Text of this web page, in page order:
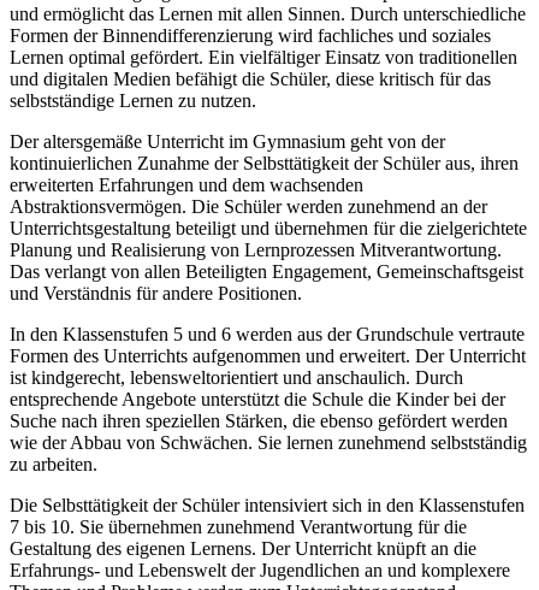
und ermöglicht das Lernen mit allen Sinnen. Durch unterschiedliche
Formen der Binnendifferenzierung wird fachliches und soziales
Lernen optimal gefördert. Ein vielfältiger Einsatz von traditionellen
und digitalen Medien befähigt die Schüler, diese kritisch für das
selbstständige Lernen zu nutzen.
Der altersgemäße Unterricht im Gymnasium geht von der
kontinuierlichen Zunahme der Selbsttätigkeit der Schüler aus, ihren
erweiterten Erfahrungen und dem wachsenden
Abstraktionsvermögen. Die Schüler werden zunehmend an der
Unterrichtsgestaltung beteiligt und übernehmen für die zielgerichtete
Planung und Realisierung von Lernprozessen Mitverantwortung.
Das verlangt von allen Beteiligten Engagement, Gemeinschaftsgeist
und Verständnis für andere Positionen.
In den Klassenstufen 5 und 6 werden aus der Grundschule vertraute
Formen des Unterrichts aufgenommen und erweitert. Der Unterricht
ist kindgerecht, lebensweltorientiert und anschaulich. Durch
entsprechende Angebote unterstützt die Schule die Kinder bei der
Suche nach ihren speziellen Stärken, die ebenso gefördert werden
wie der Abbau von Schwächen. Sie lernen zunehmend selbstständig
zu arbeiten.
Die Selbsttätigkeit der Schüler intensiviert sich in den Klassenstufen
7 bis 10. Sie übernehmen zunehmend Verantwortung für die
Gestaltung des eigenen Lernens. Der Unterricht knüpft an die
Erfahrungs- und Lebenswelt der Jugendlichen an und komplexere